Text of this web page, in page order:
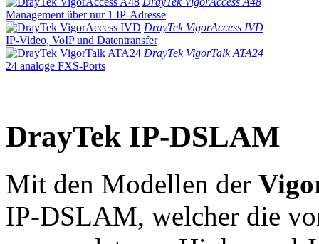
Management über nur 1 IP-Adresse
DrayTek VigorAccess IVD
IP-Video, VoIP und Datentransfer
DrayTek VigorTalk ATA24
24 analoge FXS-Ports
DrayTek IP-DSLAM
Mit den Modellen der
IP-DSLAM, welcher die